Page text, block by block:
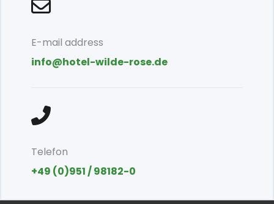
E-mail address
info@hotel-wilde-rose.de
Telefon
+49 (0)951 / 98182-0